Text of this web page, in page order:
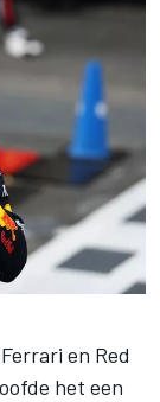
Ferrari en Red
het een